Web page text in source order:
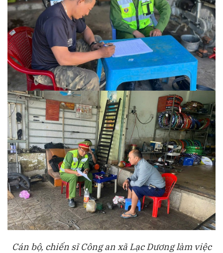
Cán bộ, chiến sĩ Công an xã Lạc Dương làm việc